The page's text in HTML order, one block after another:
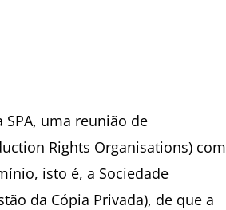
uma reunião de
Rights Organisations) com
isto é, a Sociedade
da Cópia Privada), de que a